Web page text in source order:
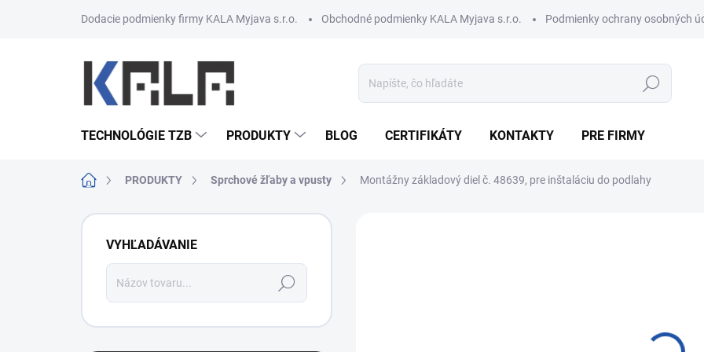
Dodacie podmienky firmy KALA Myjava s.r.o.
Obchodné podmienky KALA Myjava s.r.o. Podmienky ochrany osobných
Hľadať
TECHNOLÓGIE TZB PRODUKTY BLOG CERTIFIKÁTY KONTAKTY PRE FIRMY
DomovPRODUKTY Sprchové žľaby a vpusty Montážny základový diel č. 48639, pre inštaláciu do podlahy
Bočný panel
VYHĽADÁVANIE
Hľadať